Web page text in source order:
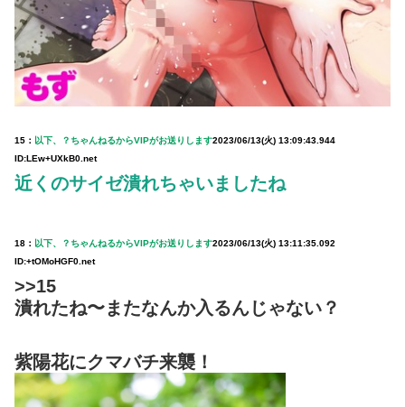
15： 以下、？ちゃんねるからVIPがお送りします2023/06/13(火) 13:09:43.944
ID:LEw+UXkB0.net
近くのサイゼ潰れちゃいましたね
18： 以下、？ちゃんねるからVIPがお送りします2023/06/13(火) 13:11:35.092
ID:+tOMoHGF0.net
>>15
潰れたね〜またなんか入るんじゃない？
紫陽花にクマバチ来襲！